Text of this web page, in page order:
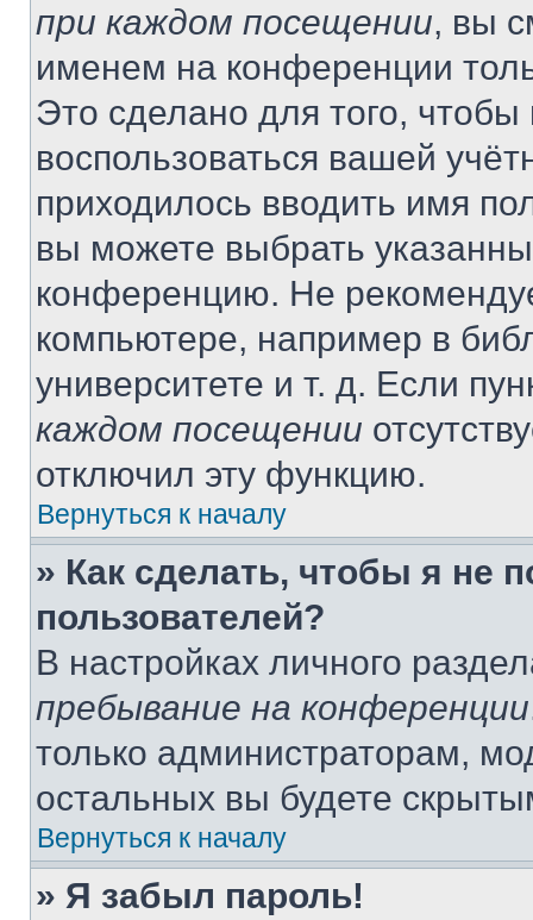
при каждом посещении, вы
именем на конференции
Это сделано для того, чтобы
воспользоваться вашей
приходилось вводить имя
вы можете выбрать
конференцию. Не
компьютере, например в
университете и т. д. Если
каждом посещении
отключил эту функцию.
Вернуться к началу
» Как сделать, чтобы я не
пользователей?
В настройках личного
пребывание на конференции
только администраторам,
остальных вы будете
Вернуться к началу
» Я забыл пароль!